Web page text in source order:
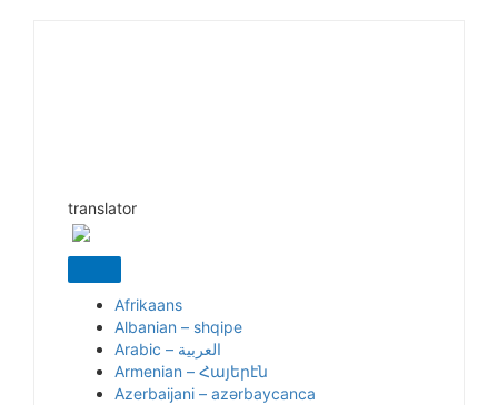
translator
Afrikaans
Albanian – shqipe
Armenian – Հայերէն
Azerbaijani – azərbaycanca